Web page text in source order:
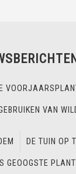
VAN
DE TUIN OP
GEOOGSTE